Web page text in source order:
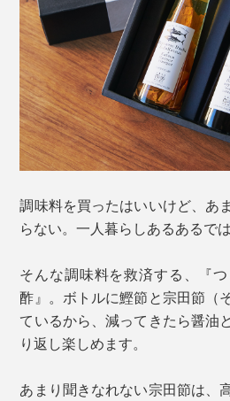
調味料を買ったはいいけど、あ
らない。一人暮らしあるあるで
そんな調味料を救済する、『
酢』。ボトルに鰹節と宗田節（
ているから、減ってきたら醤油
り返し楽しめます。
あまり聞きなれない宗田節は、